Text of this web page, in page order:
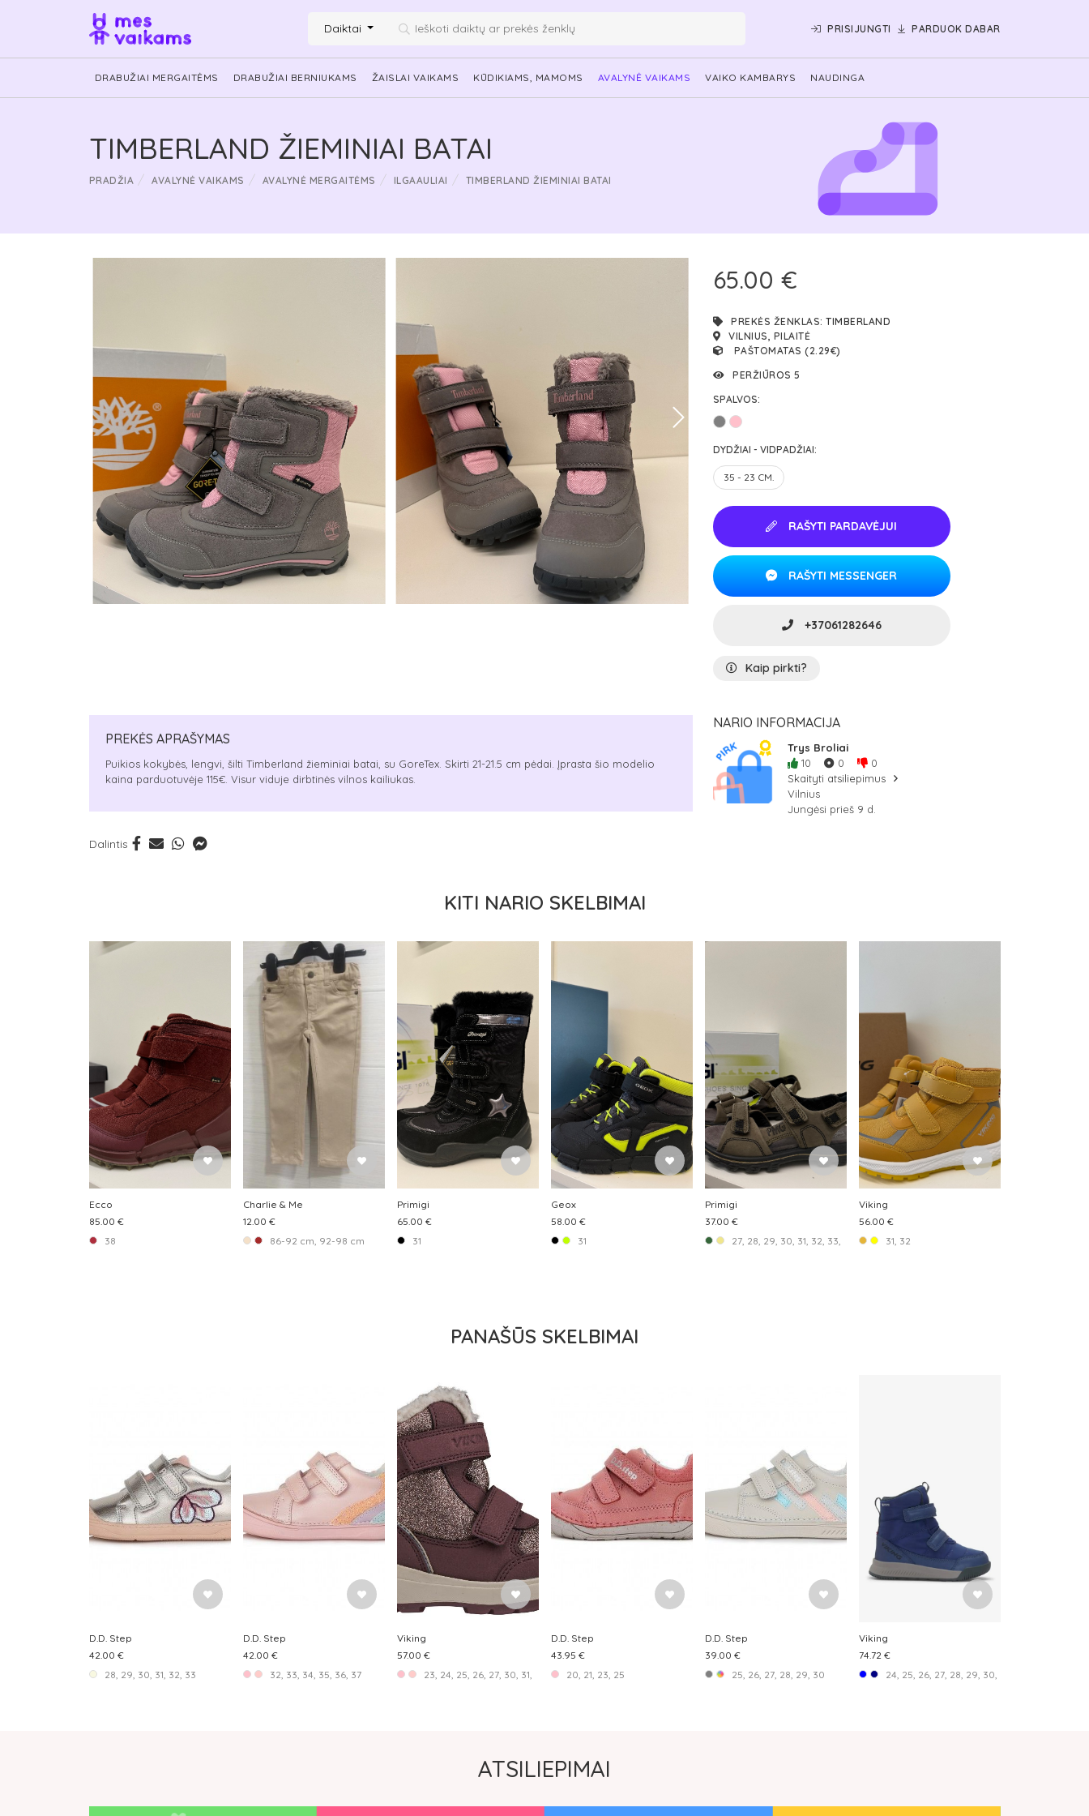
Daiktai PRISIJUNGTI PARDUOK DABAR
DRABUŽIAI MERGAITĖMS DRABUŽIAI BERNIUKAMS ŽAISLAI VAIKAMS KŪDIKIAMS, MAMOMS AVALYNĖ VAIKAMS VAIKO KAMBARYS NAUDINGA
TIMBERLAND ŽIEMINIAI BATAI
PRADŽIA AVALYNĖ VAIKAMS AVALYNĖ MERGAITĖMS ILGAAULIAI TIMBERLAND ŽIEMINIAI BATAI
65.00 €
PREKĖS ŽENKLAS: TIMBERLAND
VILNIUS, PILAITĖ
PAŠTOMATAS (2.29€)
PERŽIŪROS 5
SPALVOS:
DYDŽIAI - VIDPADŽIAI:
35 - 23 CM.
RAŠYTI PARDAVĖJUI
RAŠYTI MESSENGER
+37061282646
Kaip pirkti?
PREKĖS APRAŠYMAS
Puikios kokybės, lengvi, šilti Timberland žieminiai batai, su GoreTex. Skirti 21-21.5 cm pėdai. Įprasta šio modelio
kaina parduotuvėje 115€. Visur viduje dirbtinės vilnos kailiukas.
Dalintis
NARIO INFORMACIJA
Trys Broliai
10
0
0
Skaityti atsiliepimus
Vilnius
Jungėsi prieš 9 d.
KITI NARIO SKELBIMAI
Ecco
85.00 €
38
Charlie & Me
12.00 €
86-92 cm, 92-98 cm
Primigi
65.00 €
31
Geox
58.00 €
31
Primigi
37.00 €
27, 28, 29, 30, 31, 32, 33, 34
Viking
56.00 €
31, 32
PANAŠŪS SKELBIMAI
D.D. Step
42.00 €
28, 29, 30, 31, 32, 33
D.D. Step
42.00 €
32, 33, 34, 35, 36, 37
Viking
57.00 €
23, 24, 25, 26, 27, 30, 31, 32, 33
D.D. Step
43.95 €
20, 21, 23, 25
D.D. Step
39.00 €
25, 26, 27, 28, 29, 30
Viking
74.72 €
24, 25, 26, 27, 28, 29, 30, 31, 32, 33, 35
ATSILIEPIMAI